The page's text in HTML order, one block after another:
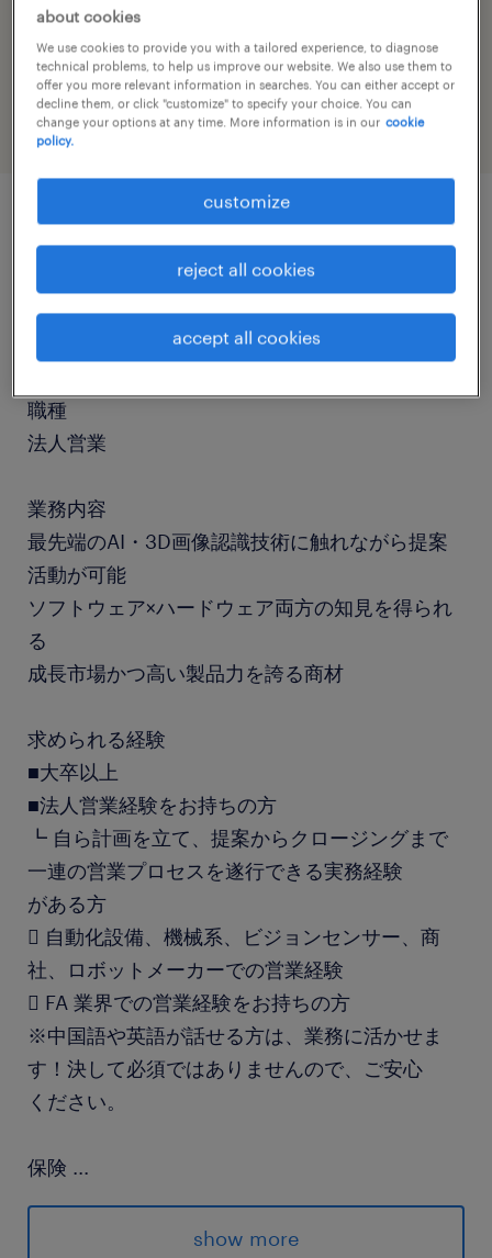
job category
sales
job details
社名
職種
法人営業
業務内容
最先端のAI・3D画像認識技術に触れながら提案
活動が可能
ソフトウェア×ハードウェア両方の知見を得られ
る
成長市場かつ高い製品力を誇る商材
求められる経験
■大卒以上
■法人営業経験をお持ちの方
┗ 自ら計画を立て、提案からクロージングまで
一連の営業プロセスを遂行できる実務経験
がある方
 自動化設備、機械系、ビジョンセンサー、商
社、ロボットメーカーでの営業経験
 FA 業界での営業経験をお持ちの方
※中国語や英語が話せる方は、業務に活かせま
す！決して必須ではありませんので、ご安心
ください。
保険 ...
健康保険,厚生年金保険,介護保険,雇用保険,労災保
show more
about cookies
We use cookies to provide you with a tailored experience, to diagnose
technical problems, to help us improve our website. We also use them to
offer you more relevant information in searches. You can either accept or
decline them, or click "customize" to specify your choice. You can
change your options at any time. More information is in our cookie
policy.
customize
reject all cookies
accept all cookies